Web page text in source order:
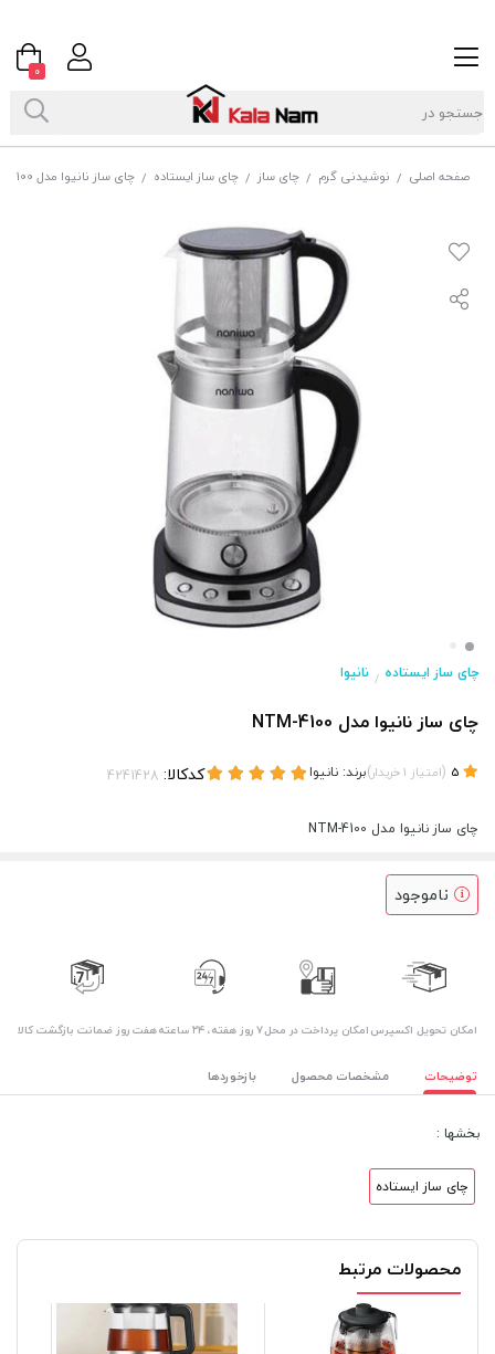
صفحه اصلی / نوشیدنی گرم / چای ساز / چای ساز ایستاده / چای ساز نانیوا مدل NTM-4100
چای ساز ایستاده / نانیوا
چای ساز نانیوا مدل NTM-4100
(امتیاز 1خریدار)برند: نانیوا کدکالا:
چای ساز نانیوا مدل NTM-4100
ناموجود
اﻣﮑﺎن ﺗﺤﻮﯾﻞ اﮐﺴﭙﺮسامکان پرداخت در محل۷ روز ﻫﻔﺘﻪ، ۲۴ ﺳﺎﻋﺘﻪ هفت روز ضمانت بازگشت کالا
توضیحات مشخصات محصول بازخوردها
بخشها :
چای ساز ایستاده
محصولات مرتبط
0